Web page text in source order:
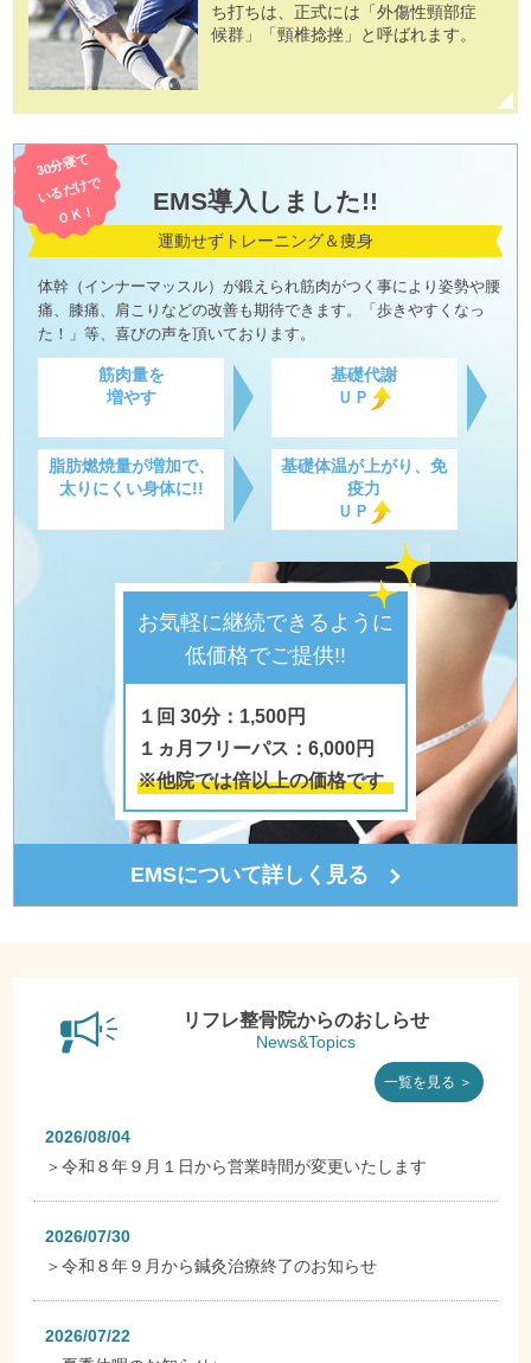
ち打ちは、正式には「外傷性頸部症
候群」「頸椎捻挫」と呼ばれます。
30分寝て
いるだけで
ＯＫ！
EMS導入しました!!
運動せずトレーニング＆痩身
体幹（インナーマッスル）が鍛えられ筋肉がつく事により姿勢や腰
痛、膝痛、肩こりなどの改善も期待できます。「歩きやすくなっ
た！」等、喜びの声を頂いております。
筋肉量を
増やす
基礎代謝
ＵＰ
脂肪燃焼量が増加で、
太りにくい身体に!!
基礎体温が上がり、免
疫力
ＵＰ
お気軽に継続できるように
低価格でご提供!!
１回 30分：1,500円
１ヵ月フリーパス：6,000円
※他院では倍以上の価格です
EMSについて詳しく見る
リフレ整骨院からのおしらせ
News&Topics
一覧を見る ＞
2026/08/04
＞令和８年９月１日から営業時間が変更いたします
2026/07/30
＞令和８年９月から鍼灸治療終了のお知らせ
2026/07/22